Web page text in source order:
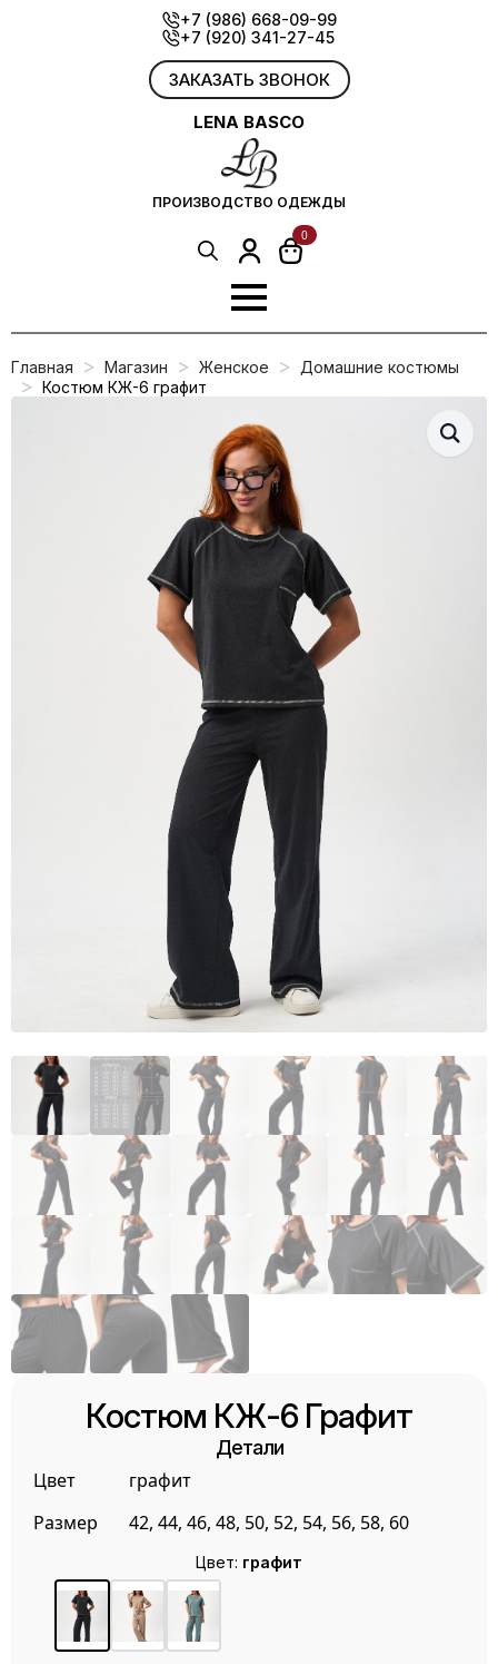
+7 (986) 668-09-99
+7 (920) 341-27-45
ЗАКАЗАТЬ ЗВОНОК
LENA BASCO
ПРОИЗВОДСТВО ОДЕЖДЫ
Search
0
Главная Магазин Женское
Домашние костюмы
Костюм КЖ-6 графит
Костюм КЖ-6 Графит
Детали
Цвет
графит
Размер
42, 44, 46, 48, 50, 52, 54, 56, 58, 60
Цвет: графит